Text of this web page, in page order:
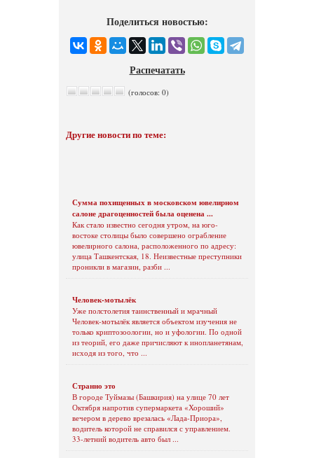
Поделиться новостью:
Распечатать
(голосов: 0)
Другие новости по теме:
Сумма похищенных в московском ювелирном
салоне драгоценностей была оценена ...
Как стало известно сегодня утром, на юго-
востоке столицы было совершено ограбление
ювелирного салона, расположенного по адресу:
улица Ташкентская, 18. Неизвестные преступники
проникли в магазин, разби ...
Человек-мотылёк
Уже полстолетия таинственный и мрачный
Человек-мотылёк является объектом изучения не
только криптозоологии, но и уфологии. По одной
из теорий, его даже причисляют к инопланетянам,
исходя из того, что ...
Странно это
В городе Туймазы (Башкирия) на улице 70 лет
Октября напротив супермаркета «Хороший»
вечером в дерево врезалась «Лада-Приора»,
водитель которой не справился с управлением.
33-летний водитель авто был ...